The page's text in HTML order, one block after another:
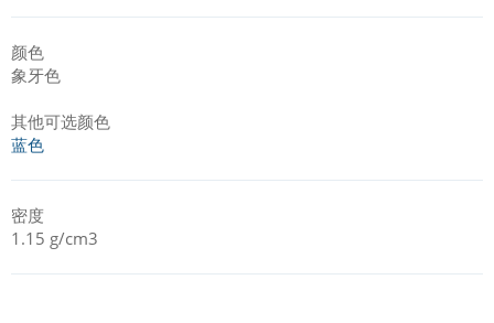
颜色
象牙色
其他可选颜色
蓝色
密度
1.15 g/cm3